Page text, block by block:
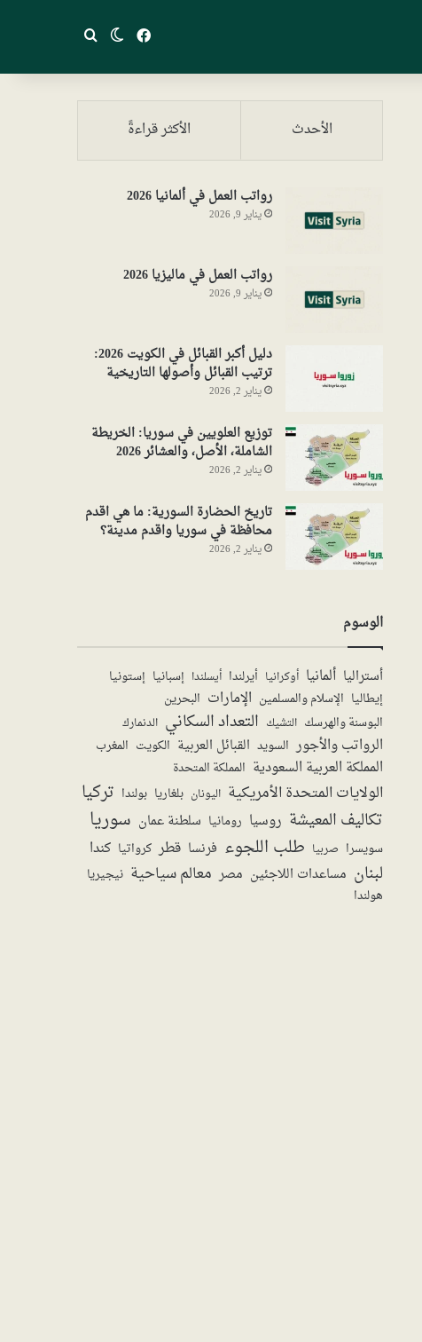
فيسبوكالوضع المظلم
بحث عن
الأحدث الأكثر قراءةً
رواتب العمل في ألمانيا 2026
يناير 9, 2026
رواتب العمل في ماليزيا 2026
يناير 9, 2026
دليل أكبر القبائل في الكويت 2026:
ترتيب القبائل وأصولها التاريخية
يناير 2, 2026
توزيع العلويين في سوريا: الخريطة
الشاملة، الأصل، والعشائر 2026
يناير 2, 2026
تاريخ الحضارة السورية: ما هي اقدم
محافظة في سوريا واقدم مدينة؟
يناير 2, 2026
الوسوم
أستراليا ألمانيا أوكرانيا أيرلندا أيسلندا إسبانيا إستونيا
إيطاليا الإسلام والمسلمين الإمارات البحرين
البوسنة والهرسك التشيك التعداد السكاني الدنمارك
الرواتب والأجور السويد القبائل العربية الكويت المغرب
المملكة العربية السعودية المملكة المتحدة
الولايات المتحدة الأمريكية اليونان بلغاريا بولندا تركيا
تكاليف المعيشة روسيا رومانيا سلطنة عمان سوريا
سويسرا صربيا طلب اللجوء فرنسا قطر كرواتيا كندا
لبنان مساعدات اللاجئين مصر معالم سياحية نيجيريا
هولندا